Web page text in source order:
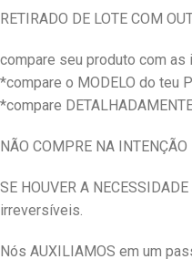
RETIRADO DE LOTE COM
compare seu produto com as
*compare o MODELO do teu
*compare
NÃO COMPRE NA
SE HOUVER A
irreversíveis.
Nós AUXILIAMOS em um